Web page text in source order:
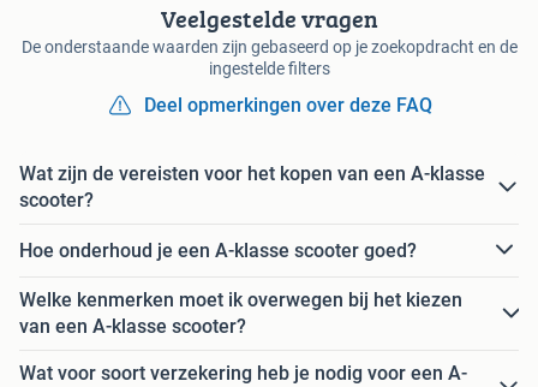
Veelgestelde vragen
De onderstaande waarden zijn gebaseerd op je zoekopdracht en de
ingestelde filters
Deel opmerkingen over deze FAQ
Wat zijn de vereisten voor het kopen van een A-klasse
scooter?
Hoe onderhoud je een A-klasse scooter goed?
Welke kenmerken moet ik overwegen bij het kiezen
van een A-klasse scooter?
Wat voor soort verzekering heb je nodig voor een A-